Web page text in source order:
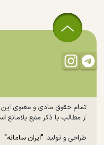
تمام حقوق مادی و معنوی
از مطالب با ذکر منبع بلامانع
طراحی و تولید: "ایران سامانه"